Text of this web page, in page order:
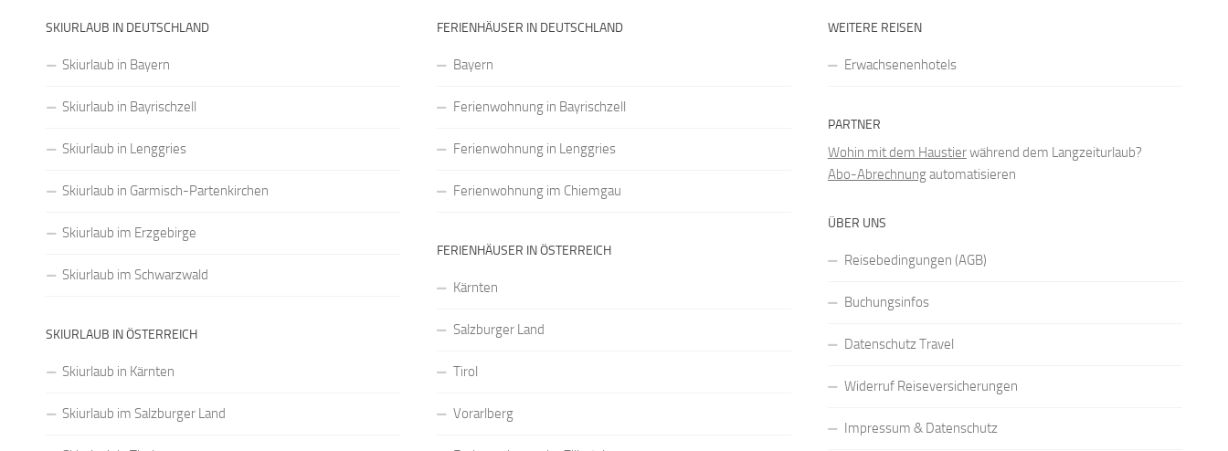
SKIURLAUB IN DEUTSCHLAND
Skiurlaub in Bayern
Skiurlaub in Bayrischzell
Skiurlaub in Lenggries
Skiurlaub in Garmisch-Partenkirchen
Skiurlaub im Erzgebirge
Skiurlaub im Schwarzwald
SKIURLAUB IN ÖSTERREICH
Skiurlaub in Kärnten
Skiurlaub im Salzburger Land
FERIENHÄUSER IN DEUTSCHLAND
Bayern
Ferienwohnung in Bayrischzell
Ferienwohnung in Lenggries
Ferienwohnung im Chiemgau
FERIENHÄUSER IN ÖSTERREICH
Kärnten
Salzburger Land
Tirol
Vorarlberg
WEITERE REISEN
Erwachsenenhotels
PARTNER
Wohin mit dem Haustierwährend dem Langzeiturlaub?
Abo-Abrechnungautomatisieren
ÜBER UNS
Reisebedingungen (AGB)
Buchungsinfos
Datenschutz Travel
Widerruf Reiseversicherungen
Impressum & Datenschutz